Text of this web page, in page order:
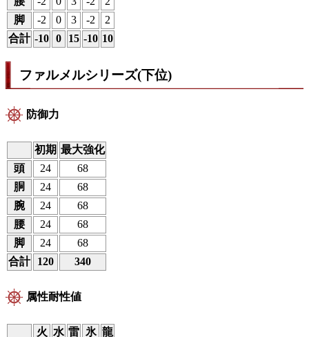
脚
-2 0 3 -2
2
合計 -10 0 15 -10 10
ファルメルシリーズ(下位)
防御力
初期 最大強化
頭
24
68
胴
24
68
腕
24
68
腰
24
68
脚
24
68
合計
120 340
属性耐性値
火 水 雷 氷 龍